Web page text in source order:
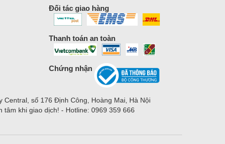
Đối tác giao hàng
Thanh toán an toàn
Chứng nhận
Central, số 176 Định Công, Hoàng Mai, Hà Nội
tâm khi giao dịch! - Hotline: 0969 359 666